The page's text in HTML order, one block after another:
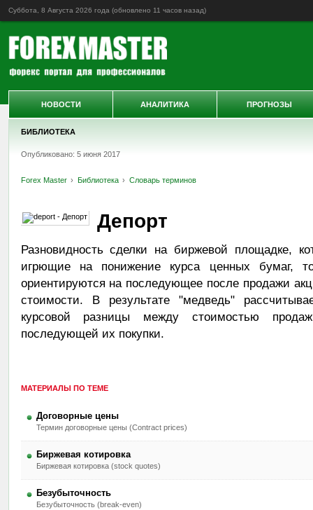
Суббота, 8 Августа 2026 года (обновлено 11 часов назад)
БИБЛИОТЕКА
Опубликовано: 5 июня 2017
Forex Master Библиотека Словарь терминов
Депорт
Разновидность сделки на биржевой площадке,
игрющие на понижение курса ценных бумаг,
ориентируются на последующее после продажи
стоимости. В результате "медведь"
курсовой разницы между стоимостью
последующей их покупки.
МАТЕРИАЛЫ ПО ТЕМЕ
Договорные цены
Термин договорные цены (Contract prices)
Биржевая котировка
Биржевая котировка (stock quotes)
Безубыточность
Безубыточность (break-even)
НОВОСТИ АНАЛИТИКА ПРОГНОЗЫ